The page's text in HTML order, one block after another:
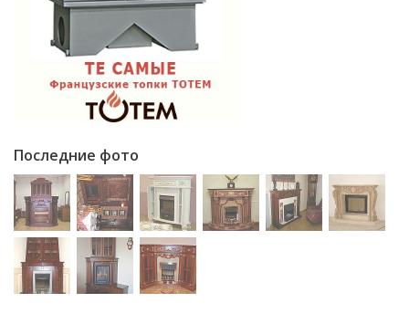
Последние фото